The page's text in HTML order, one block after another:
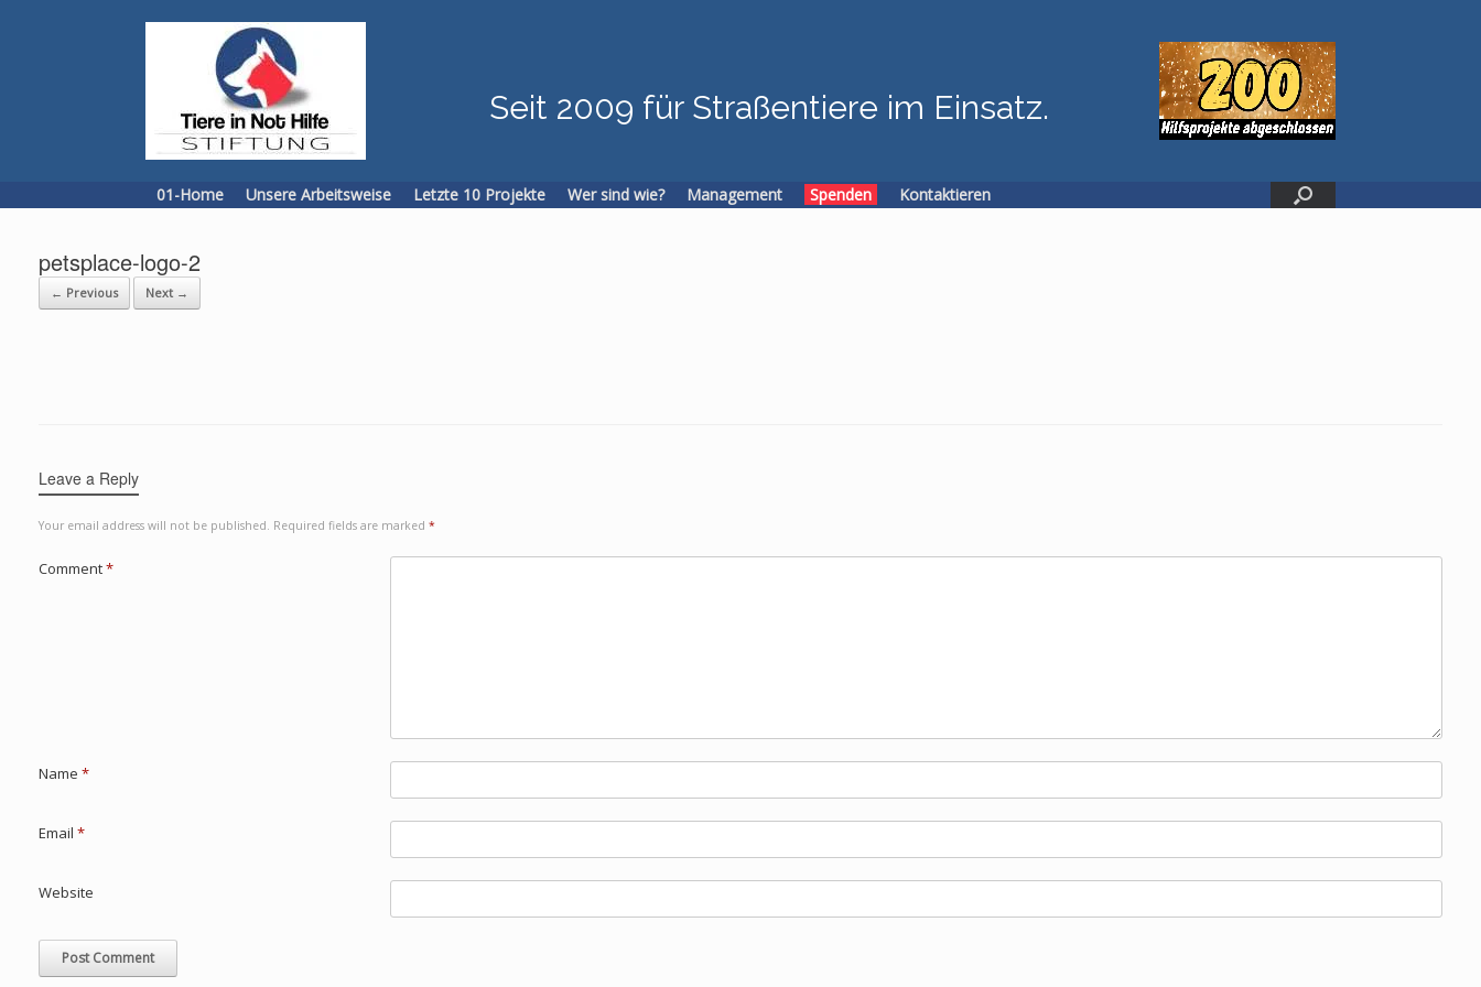
Seit 2009 für Straßentiere im Einsatz.
01-Home Unsere Arbeitsweise Letzte 10 Projekte Wer sind wie? Management Spenden Kontaktieren
petsplace-logo-2
← Previous Next →
Leave a Reply
Your email address will not be published. Required fields are marked *
Comment*
Name *
Email *
Website